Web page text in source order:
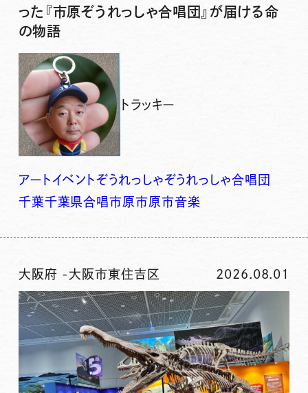
った『市原ぞうれっしゃ合唱団』が届ける命
の物語
トラッキー
アート イベントぞうれっしゃぞうれっしゃ合唱団
千葉千葉県合唱市原市原市音楽
大阪府 -大阪市東住吉区 2026.08.01